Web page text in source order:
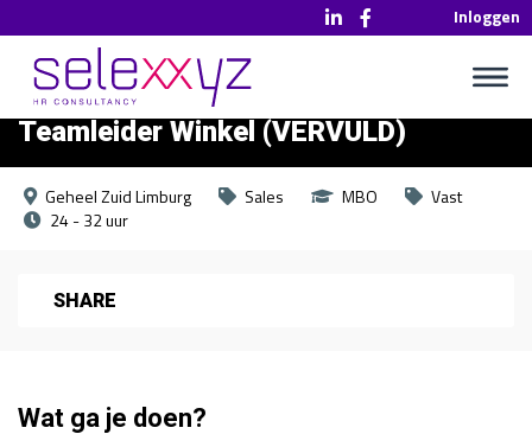
Inloggen
Teamleider Winkel (VERVULD)
Geheel Zuid Limburg Sales MBO
Vast
24 - 32 uur
SHARE
Wat ga je doen?